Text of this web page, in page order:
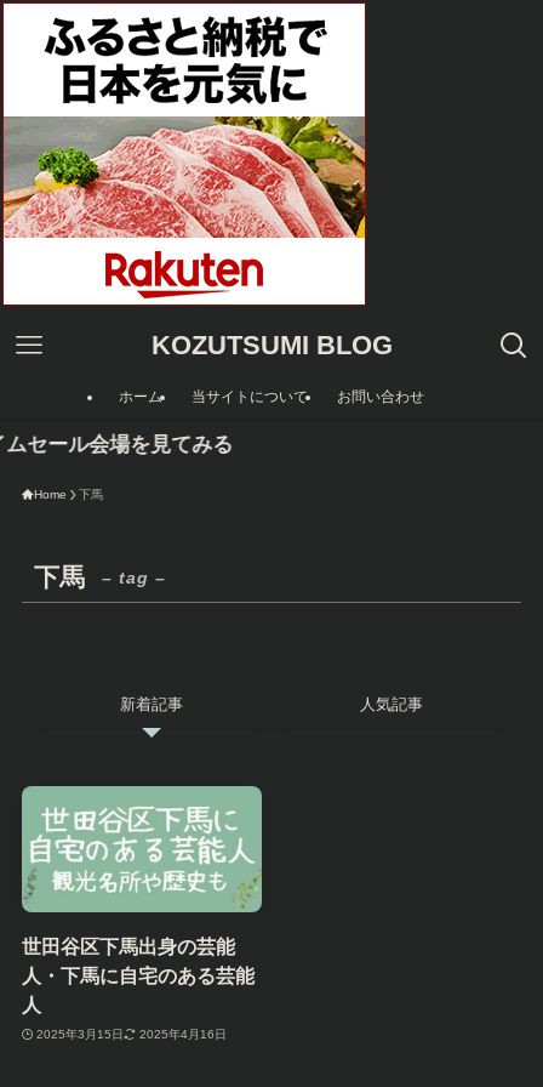
KOZUTSUMI BLOG
ホーム 当サイトについて お問い合わせ
セール会場を見てみる
Home 下馬
下馬 – tag –
新着記事 人気記事
世田谷区下馬出身の芸能
人・下馬に自宅のある芸能
人
2025年3月15日 2025年4月16日